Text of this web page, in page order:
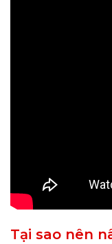
Tại sao nên